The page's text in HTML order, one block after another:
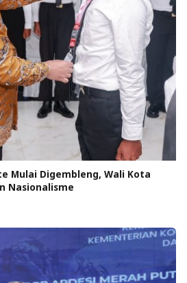
Mulai Digembleng, Wali Kota
Nasionalisme